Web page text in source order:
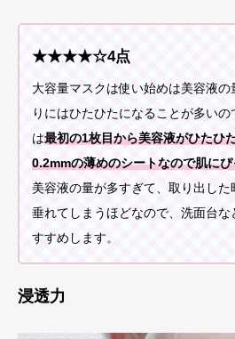
★★★★☆4点
大容量マスクは使い始めは美容液
りにはひたひたになることが多い
は最初の1枚目から美容液がひたひ
0.2mmの薄めのシートなので肌に
美容液の量が多すぎて、取り出し
垂れてしまうほどなので、洗面台
すすめします。
浸透力